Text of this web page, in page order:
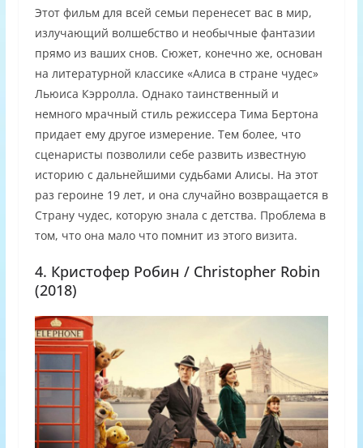
Этот фильм для всей семьи перенесет вас в мир,
излучающий волшебство и необычные фантазии
прямо из ваших снов. Сюжет, конечно же, основан
на литературной классике «Алиса в стране чудес»
Льюиса Кэрролла. Однако таинственный и
немного мрачный стиль режиссера Тима Бертона
придает ему другое измерение. Тем более, что
сценаристы позволили себе развить известную
историю с дальнейшими судьбами Алисы. На этот
раз героине 19 лет, и она случайно возвращается в
Страну чудес, которую знала с детства. Проблема в
том, что она мало что помнит из этого визита.
4. Кристофер Робин / Christopher Robin
(2018)